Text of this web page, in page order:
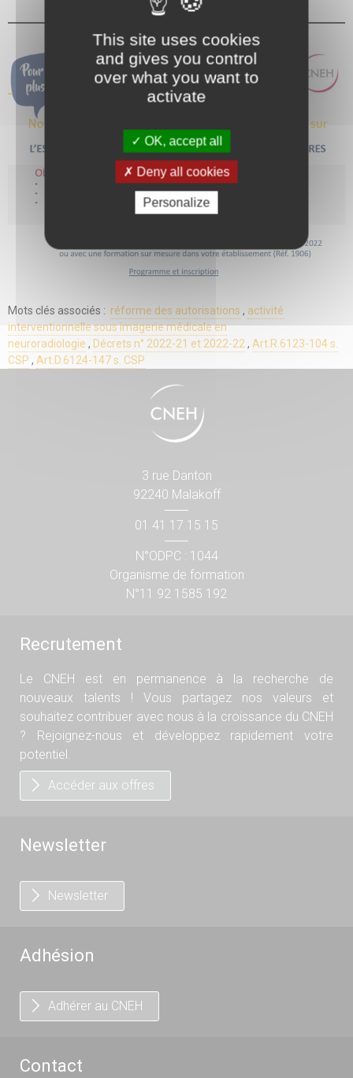
Mots clés associés : réforme des autorisations , activité
interventionnelle sous imagerie médicale en
neuroradiologie , Décrets n° 2022-21 et 2022-22 , Art.R.6123-104 s.
CSP , Art.D.6124-147 s. CSP
3 rue Danton
92240 Malakoff
01 41 17 15 15
N°ODPC : 1044
Organisme de formation
N°11 92 1585 192
Recrutement
Le CNEH est en permanence à la recherche de
nouveaux talents ! Vous partagez nos valeurs et
souhaitez contribuer avec nous à la croissance du CNEH
? Rejoignez-nous et développez rapidement votre
potentiel.
Accéder aux offres
Newsletter
Newsletter
Adhésion
Adhérer au CNEH
Contact
This site uses cookies
and gives you control
over what you want to
activate
OK, accept all
Deny all cookies
Personalize